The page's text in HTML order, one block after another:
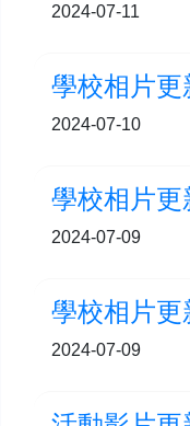
2024-07-11
2024-07-10
2024-07-09
學校相片
2024-07-09